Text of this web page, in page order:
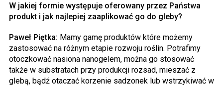
W jakiej formie występuje oferowany przez Państwa
produkt i jak najlepiej zaaplikować go do gleby?
Paweł Piętka: Mamy gamę produktów które możemy
zastosować na różnym etapie rozwoju roślin. Potrafimy
otoczkować nasiona nanogelem, można go stosować
także w substratach przy produkcji rozsad, mieszać z
glebą, bądź otaczać korzenie sadzonek lub wstrzykiwać w